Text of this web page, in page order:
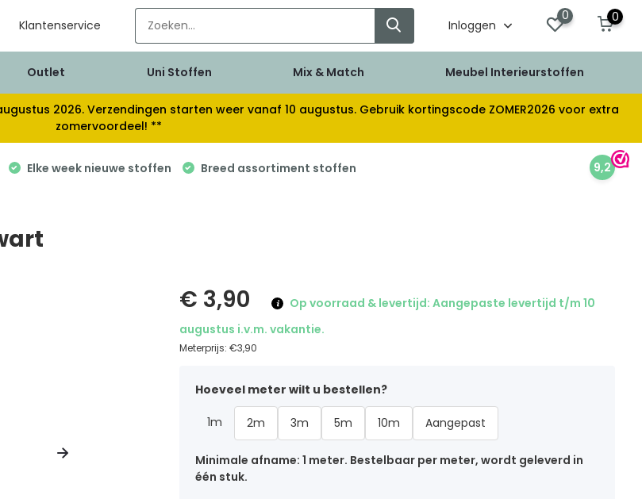
Klantenservice Inloggen
0 0
Outlet Uni Stoffen Mix & Match Meubel Interieurstoffen
2026. Verzendingen starten weer vanaf 10 augustus. Gebruik kortingscode ZOMER2026 voor extra
zomervoordeel! **
Elke week nieuwe stoffen Breed assortiment stoffen 9,2
€ 3,90
Op voorraad & levertijd: Aangepaste levertijd t/m 10
augustus i.v.m. vakantie.
Meterprijs:€3,90
Hoeveel meter wilt u bestellen?
1m 2m 3m 5m 10m Aangepast
Minimale afname: 1 meter. Bestelbaar per meter, wordt geleverd in
één stuk.